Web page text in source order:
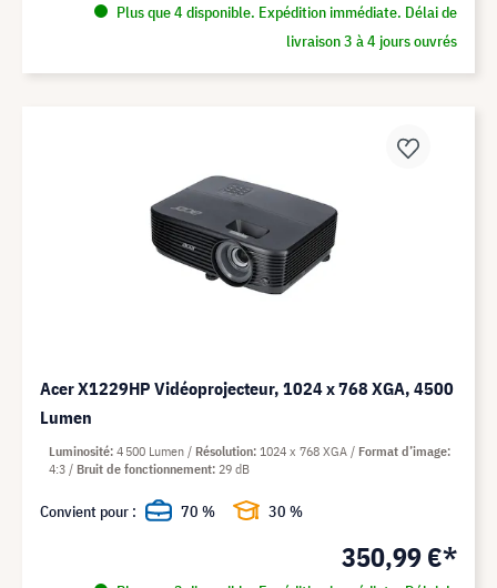
Plus que 4 disponible. Expédition immédiate. Délai de
livraison 3 à 4 jours ouvrés
Acer X1229HP Vidéoprojecteur, 1024 x 768 XGA, 4500
Lumen
350,99 €*
Luminosité 4 500 Lumen Résolution 1024 x 768 XGA
Format d’image
4:3
Bruit de fonctionnement 29 dB
Convient pour : 70 % 30 %